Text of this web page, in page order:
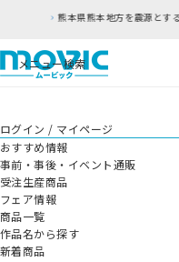
する地震の影響につきまして
メニュー検索
ログイン / マイページ
おすすめ情報
事前・事後・イベント通販
受注生産商品
フェア情報
商品一覧
作品名から探す
新着商品